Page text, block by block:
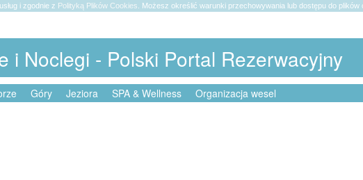
i zgodnie z Polityką Plików Cookies . Możesz określić warunki przechowywania lub dostępu do plików
i Noclegi - Polski Portal Rezerwacyjny
Góry Jeziora SPA & Wellness Organizacja wesel